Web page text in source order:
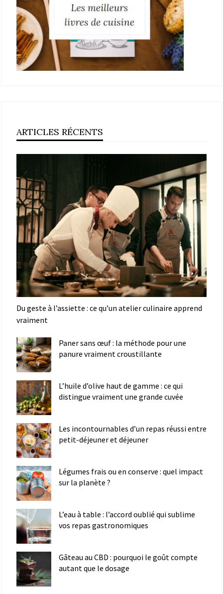
ARTICLES RÉCENTS
Du geste à l’assiette : ce qu’un atelier culinaire apprend
vraiment
Paner sans œuf : la méthode pour une
panure vraiment croustillante
L’huile d’olive haut de gamme : ce qui
distingue vraiment une grande cuvée
Les incontournables d’un repas réussi entre
petit-déjeuner et déjeuner
Légumes frais ou en conserve : quel impact
sur la planète ?
L’eau à table : l’accord oublié qui sublime
vos repas gastronomiques
Gâteau au CBD : pourquoi le goût compte
autant que le dosage